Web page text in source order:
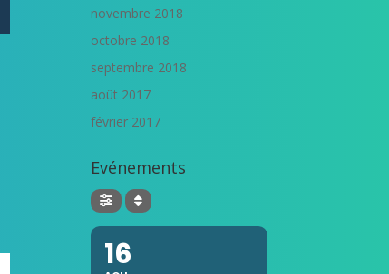
novembre 2018
octobre 2018
septembre 2018
août 2017
février 2017
Evénements
16